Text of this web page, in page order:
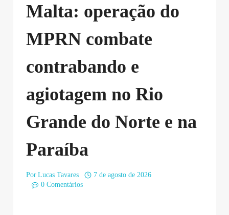
Malta: operação do
MPRN combate
contrabando e
agiotagem no Rio
Grande do Norte e na
Paraíba
Por Lucas Tavares
7 de agosto de 2026
0 Comentários